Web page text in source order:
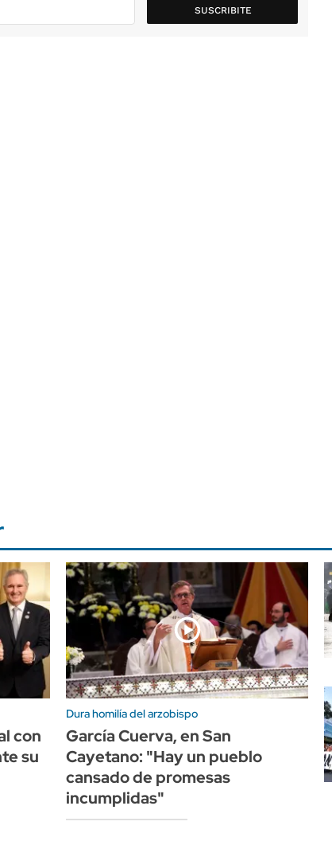
SUSCRIBITE
con
su
Dura homilía del arzobispo
García Cuerva, en San
Cayetano: "Hay un pueblo
cansado de promesas
incumplidas"